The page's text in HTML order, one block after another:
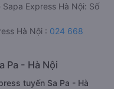
Express Hà Nội: Số
Hà Nội : 024 668
Pa - Hà Nội
tuyến Sa Pa - Hà